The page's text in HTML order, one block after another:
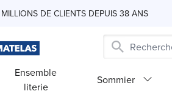
DE CLIENTS DEPUIS 38 ANS
Ensemble
literie
Sommier